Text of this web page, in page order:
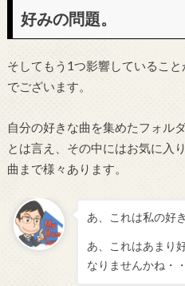
好みの問題。
そしてもう1つ影響していること
でございます。
自分の好きな曲を集めたフォル
とは言え、その中にはお気に入
曲まで様々あります。
あ、これは私の好
あ、これはあまり
なりませんかね・・